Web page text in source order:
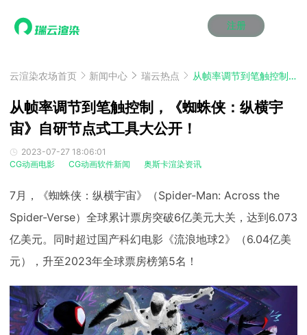
注册
效果图渲染
云制作
云渲染管理系统
瑞兔百宝箱
效果图渲染
云制作
云渲染管理系统
瑞兔百宝箱
效果图渲染
云制作
云渲染管理系统
瑞兔百宝箱
效果图渲染
云制作
云渲染管理系统
瑞兔百宝箱
效果图渲染
云制作
云渲染管理系统
瑞兔百宝箱
效果图渲染
云制作
云渲染管理系统
瑞兔百宝箱
解决方案
3ds Max云渲染方案
Blender 云渲染方案
Maya AI渲染方案
3ds Max云渲染方案
Blender 云渲染方案
Maya AI渲染方案
3ds Max云渲染方案
Blender 云渲染方案
Maya AI渲染方案
3ds Max云渲染方案
Blender 云渲染方案
Maya AI渲染方案
3ds Max云渲染方案
Blender 云渲染方案
Maya AI渲染方案
3ds Max云渲染方案
Blender 云渲染方案
Maya AI渲染方案
价格
动画价格
云制作价格
动画价格
云制作价格
动画价格
云制作价格
动画价格
云制作价格
动画价格
云制作价格
动画价格
云制作价格
案例
资讯&赛事
新闻资讯
渲染大赛
新闻资讯
渲染大赛
新闻资讯
渲染大赛
新闻资讯
渲染大赛
新闻资讯
渲染大赛
新闻资讯
渲染大赛
特惠专区
教育优惠
教育优惠
教育优惠
教育优惠
教育优惠
教育优惠
关于我们
下载动画客户端
动画客户端
动画客户端
动画客户端
动画客户端
动画客户端
云渲染农场首页 新闻中心 瑞云热点 从帧率调节到笔触控制，《蜘蛛侠：纵横宇宙》自研节点式工具大公开！
从帧率调节到笔触控制，《蜘蛛侠：纵横宇
宙》自研节点式工具大公开！
2023-07-27 18:06:01
CG动画电影
CG动画软件新闻 奥斯卡渲染资讯
7月，《蜘蛛侠：纵横宇宙》（Spider-Man: Across the
Spider-Verse）全球累计票房突破6亿美元大关，达到6.073
亿美元。同时超过国产科幻电影《流浪地球2》（6.04亿美
元），升至2023年全球票房榜第5名！